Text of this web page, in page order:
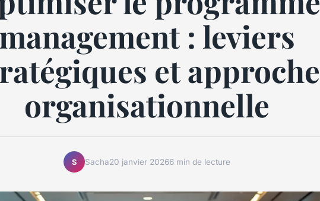
management : leviers
et approche
organisationnelle
S Sacha20 janvier 20266 min de lecture